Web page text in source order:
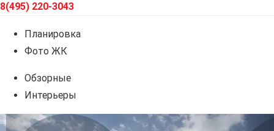
8(495) 220-3043
Планировка
Фото ЖК
Обзорные
Интерьеры